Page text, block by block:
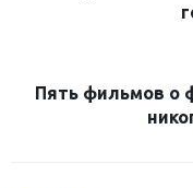
Пять фильмов о